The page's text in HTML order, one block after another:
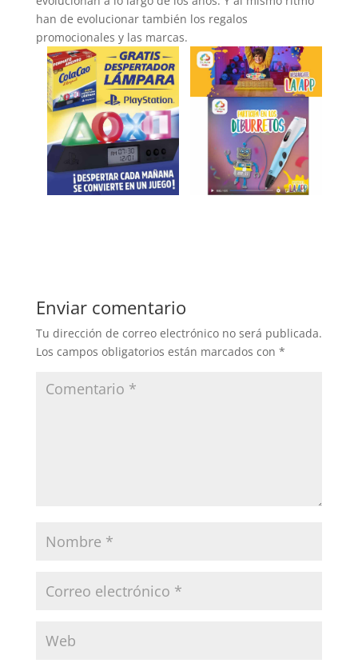
han de evolucionar también los regalos
promocionales y las marcas.
Enviar comentario
Tu dirección de correo electrónico no será publicada.
Los campos obligatorios están marcados con *